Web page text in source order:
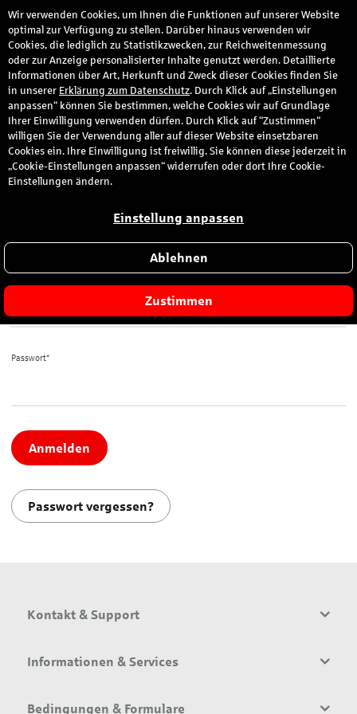
Anmeldung
Bitte melden Sie sich hier mit Ihrer E-Mail-Adresse und dem von
Ihnen gewählten Passwort an.
Sie sind zum ersten Mal hier?
Passwort*
Anmelden
Passwort vergessen?
Kontakt & Support
Informationen & Services
Bedingungen & Formulare
Wir verwenden Cookies, um Ihnen die Funktionen auf unserer Website
optimal zur Verfügung zu stellen. Darüber hinaus verwenden wir
Cookies, die lediglich zu Statistikzwecken, zur Reichweitenmessung
oder zur Anzeige personalisierter Inhalte genutzt werden. Detaillierte
Informationen über Art, Herkunft und Zweck dieser Cookies finden Sie
in unserer Erklärung zum Datenschutz. Durch Klick auf „Einstellungen
anpassen“ können Sie bestimmen, welche Cookies wir auf Grundlage
Ihrer Einwilligung verwenden dürfen. Durch Klick auf “Zustimmen“
willigen Sie der Verwendung aller auf dieser Website einsetzbaren
Cookies ein. Ihre Einwilligung ist freiwillig. Sie können diese jederzeit in
„Cookie-Einstellungen anpassen“ widerrufen oder dort Ihre Cookie-
Einstellungen ändern.
Einstellung anpassen
Ablehnen
Zustimmen